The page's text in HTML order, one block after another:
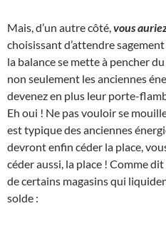
Mais, d’un autre côté, vous
choisissant d’attendre
la balance se mette à pencher
non seulement les anciennes
devenez en plus leur porte-
Eh oui ! Ne pas vouloir se
est typique des anciennes
devront enfin céder la place,
céder aussi, la place ! Comme
de certains magasins qui
solde :